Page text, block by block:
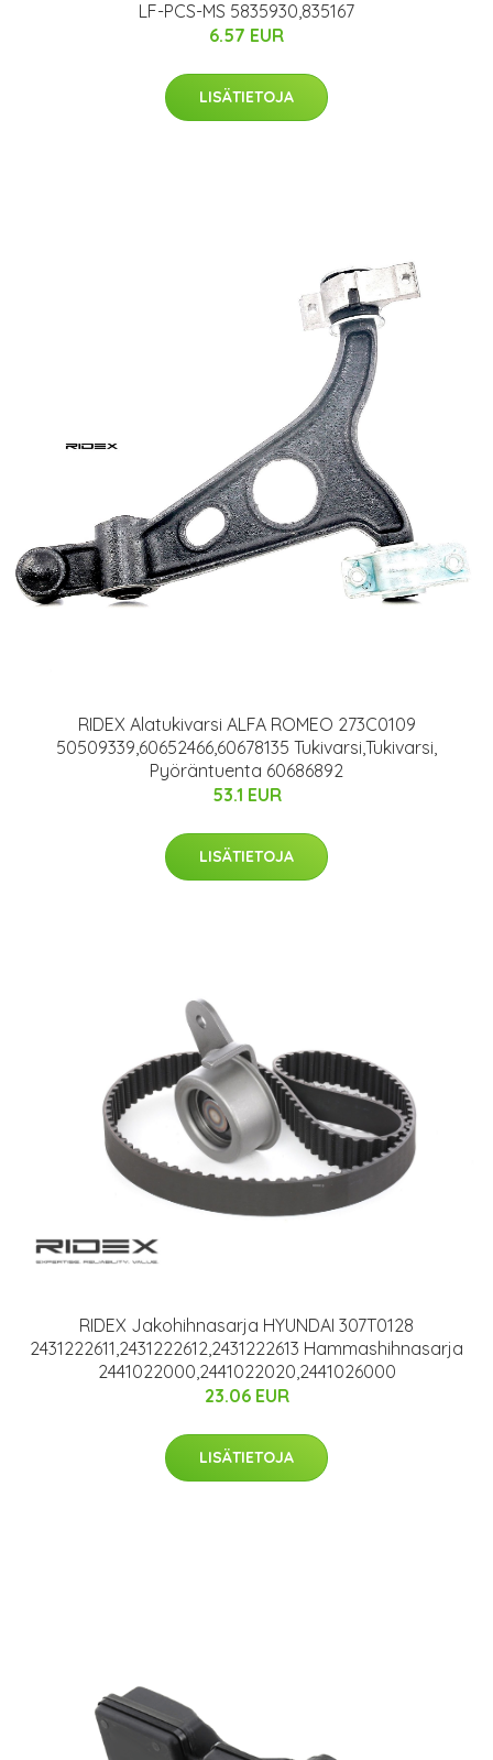
LF-PCS-MS 5835930,835167
6.57 EUR
LISÄTIETOJA
RIDEX Alatukivarsi ALFA ROMEO 273C0109
50509339,60652466,60678135 Tukivarsi,Tukivarsi,
Pyöräntuenta 60686892
53.1 EUR
LISÄTIETOJA
RIDEX Jakohihnasarja HYUNDAI 307T0128
2431222611,2431222612,2431222613 Hammashihnasarja
2441022000,2441022020,2441026000
23.06 EUR
LISÄTIETOJA